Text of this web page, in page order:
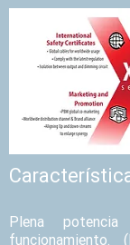
Plena
funcionamiento.